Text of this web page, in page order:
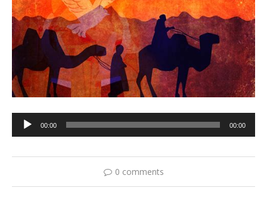
Lecteur
audio
00:00 00:00
0 comments